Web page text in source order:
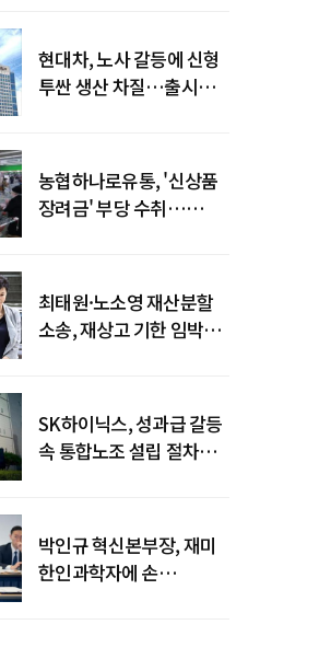
현대차, 노사 갈등에 신형
투싼 생산 차질…출시
농협하나로유통, '신상품
장려금' 부당 수취…
최태원·노소영 재산분할
소송, 재상고 기한 임박…
SK하이닉스, 성과급 갈등
속 통합노조 설립 절차
박인규 혁신본부장, 재미
한인과학자에 손